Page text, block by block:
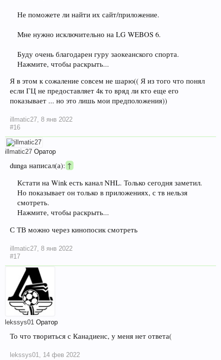
Не поможете ли найти их сайт/приложение.
Мне нужно исключительно на LG WEBOS 6.
Буду очень благодарен гуру заокеанского спорта.
Нажмите, чтобы раскрыть...
Я в этом к сожаление совсем не шарю(( Я из того что понял
если ГЦ не предоставляет 4к то вряд ли кто еще его
показывает ... но это лишь мои предположения))
illmatic27, 8 янв 2022
#16
illmatic27 Оратор
dunga написал(а): ↑
Кстати на Wink есть канал NHL. Только сегодня заметил.
Но показывает он только в приложениях, с тв нельзя
смотреть.
Нажмите, чтобы раскрыть...
С ТВ можно через кинопосик смотреть
illmatic27 8 янв 2022
#17
lekssys01 Оратор
То что твориться с Канадиенс, у меня нет ответа(
lekssys01
14 фев 2022